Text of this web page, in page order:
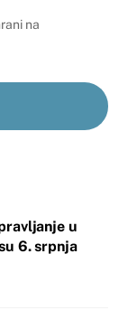
na
u
6. srpnja